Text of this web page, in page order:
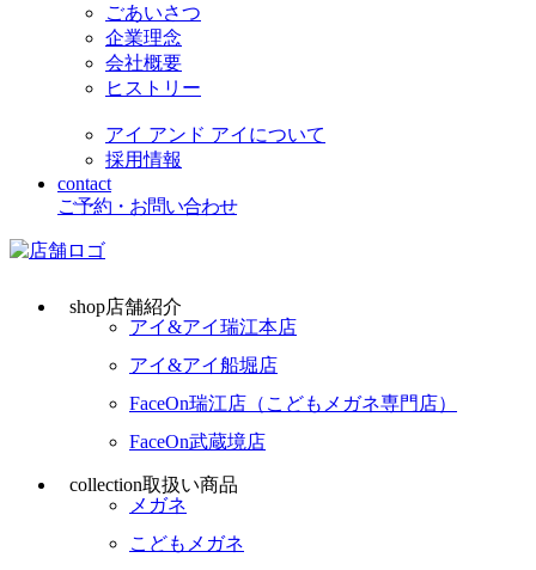
ごあいさつ
企業理念
会社概要
ヒストリー
アイ アンド アイについて
採用情報
contact
ご予約・お問い合わせ
shop店舗紹介
アイ&アイ瑞江本店
アイ&アイ船堀店
FaceOn瑞江店（こどもメガネ専門店）
FaceOn武蔵境店
collection取扱い商品
メガネ
こどもメガネ